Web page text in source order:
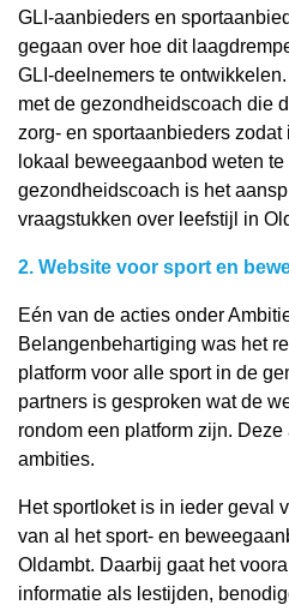
GLI-aanbieders en
gegaan over hoe dit
GLI-deelnemers te
met de gezondheidscoach die
zorg- en sportaanbieders
lokaal beweegaanbod weten
gezondheidscoach is het
vraagstukken over leefstijl in
2. Website voor sport en
Eén van de acties onder
Belangenbehartiging was het
platform voor alle sport in de
partners is gesproken wat de
rondom een platform zijn.
ambities.
Het sportloket is in ieder geval
van al het sport- en
Oldambt. Daarbij gaat het
informatie als lestijden,